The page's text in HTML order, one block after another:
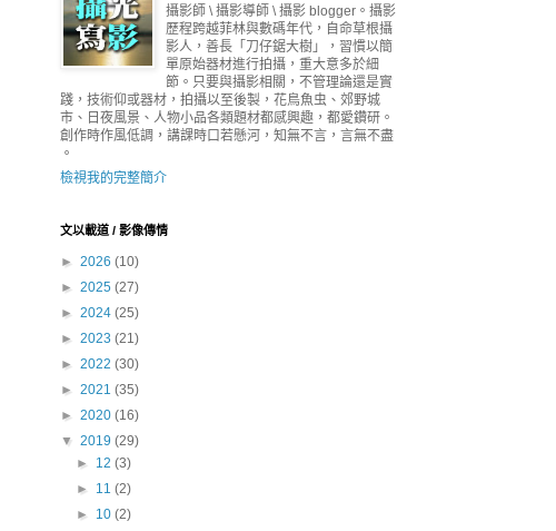
攝影師 \ 攝影導師 \ 攝影 blogger。攝影
歷程跨越菲林與數碼年代，自命草根攝
影人，善長「刀仔鋸大樹」，習慣以簡
單原始器材進行拍攝，重大意多於細
節。只要與攝影相關，不管理論還是實
踐，技術仰或器材，拍攝以至後製，花鳥魚虫、郊野城
市、日夜風景、人物小品各類題材都感興趣，都愛鑽研。
創作時作風低調，講課時口若懸河，知無不言，言無不盡
。
檢視我的完整簡介
文以載道 / 影像傳情
► 2026 (10)
► 2025 (27)
► 2024 (25)
► 2023 (21)
► 2022 (30)
► 2021 (35)
► 2020 (16)
▼ 2019 (29)
► 12(3)
► 11(2)
► 10(2)